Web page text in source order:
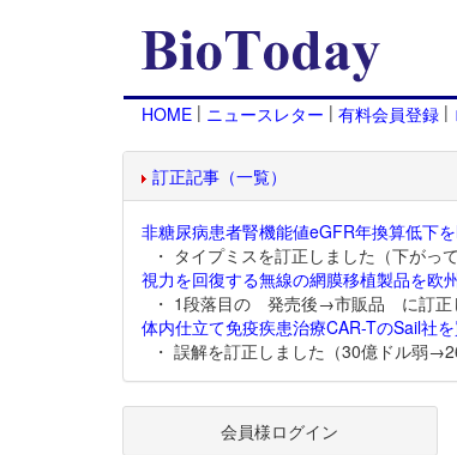
HOME | ニュースレター | 有料会員登録 |
訂正記事（一覧）
非糖尿病患者腎機能値eGFR年換算低下
・ タイプミスを訂正しました（下がっ
視力を回復する無線の網膜移植製品を欧
・ 1段落目の 発売後→市販品 に訂正
体内仕立て免疫疾患治療CAR-TのSail社
・ 誤解を訂正しました（30億ドル弱
会員様ログイン